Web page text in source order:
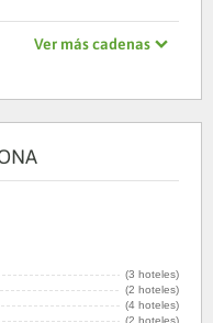
Ver más cadenas
(3 hoteles)
(2 hoteles)
(4 hoteles)
(2 hoteles)